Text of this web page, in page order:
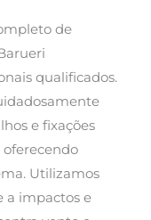
de
qualificados.
e fixações
Utilizamos
a impactos e